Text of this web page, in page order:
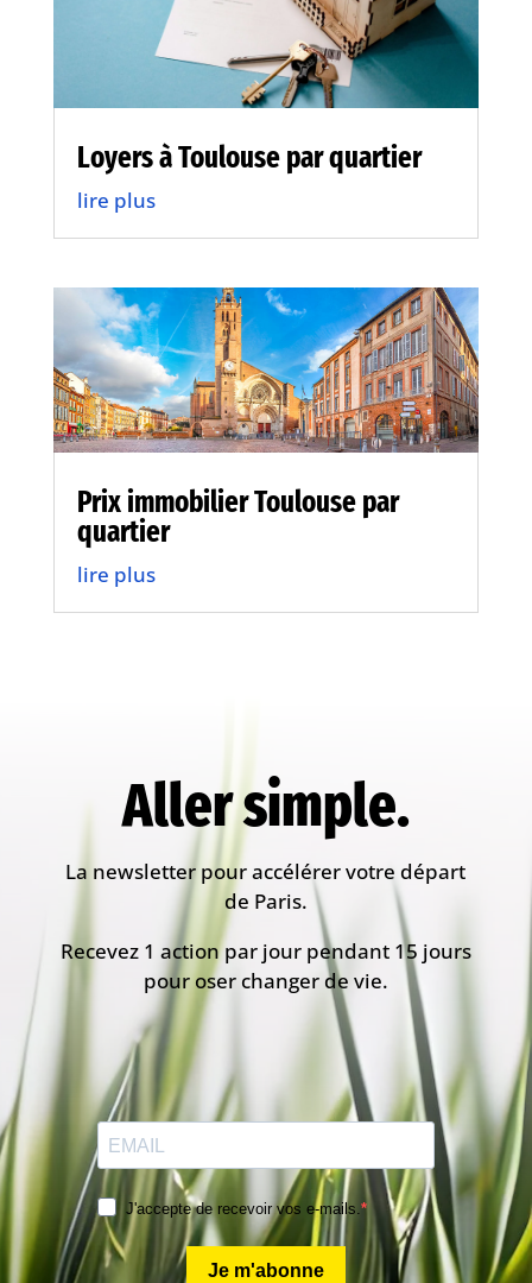
Loyers à Toulouse par quartier
lire plus
Prix immobilier Toulouse par
quartier
lire plus
Aller simple.
La newsletter pour accélérer votre départ
de Paris.
Recevez 1 action par jour pendant 15 jours
pour oser changer de vie.
J'accepte de recevoir vos e-mails.
Je m'abonne